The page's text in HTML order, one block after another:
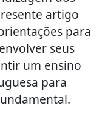
artigo
para
seus
um ensino
para